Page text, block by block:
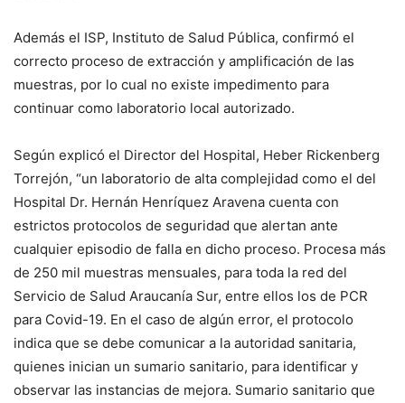
Además el ISP, Instituto de Salud Pública, confirmó el
correcto proceso de extracción y amplificación de las
muestras, por lo cual no existe impedimento para
continuar como laboratorio local autorizado.
Según explicó el Director del Hospital, Heber Rickenberg
Torrejón, “un laboratorio de alta complejidad como el del
Hospital Dr. Hernán Henríquez Aravena cuenta con
estrictos protocolos de seguridad que alertan ante
cualquier episodio de falla en dicho proceso. Procesa más
de 250 mil muestras mensuales, para toda la red del
Servicio de Salud Araucanía Sur, entre ellos los de PCR
para Covid-19. En el caso de algún error, el protocolo
indica que se debe comunicar a la autoridad sanitaria,
quienes inician un sumario sanitario, para identificar y
observar las instancias de mejora. Sumario sanitario que